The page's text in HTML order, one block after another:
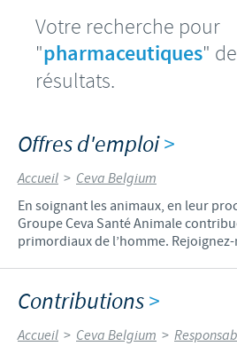
Votre recherche pour
"pharmaceutiques"
résultats.
Offres d'emploi>
Accueil > Ceva Belgium
En soignant les animaux, en leur
Groupe Ceva Santé Animale
primordiaux de l’homme.
Contributions>
Accueil > Ceva Belgium >